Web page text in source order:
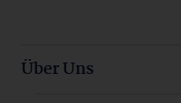
Über Uns